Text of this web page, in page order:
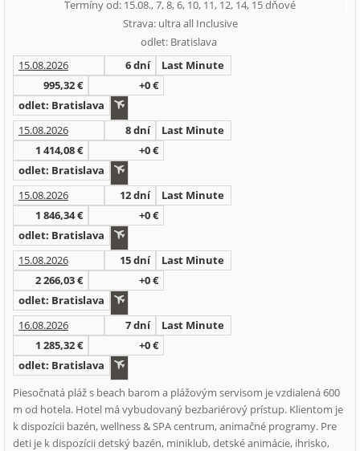
Termíny od: 15.08., 7, 8, 6, 10, 11, 12, 14, 15 dňové
Strava: ultra all Inclusive
odlet: Bratislava
15.08.2026
6 dní
Last Minute
995,32 €
+0 €
odlet: Bratislava
15.08.2026
8 dní
Last Minute
1 414,08 €
+0 €
odlet: Bratislava
15.08.2026
12 dní
Last Minute
1 846,34 €
+0 €
odlet: Bratislava
15.08.2026
15 dní
Last Minute
2 266,03 €
+0 €
odlet: Bratislava
16.08.2026
7 dní
Last Minute
1 285,32 €
+0 €
odlet: Bratislava
Piesočnatá pláž s beach barom a plážovým servisom je vzdialená 600
m od hotela. Hotel má vybudovaný bezbariérový prístup. Klientom je
k dispozícii bazén, wellness & SPA centrum, animačné programy. Pre
deti je k dispozícii detský bazén, miniklub, detské animácie, ihrisko,